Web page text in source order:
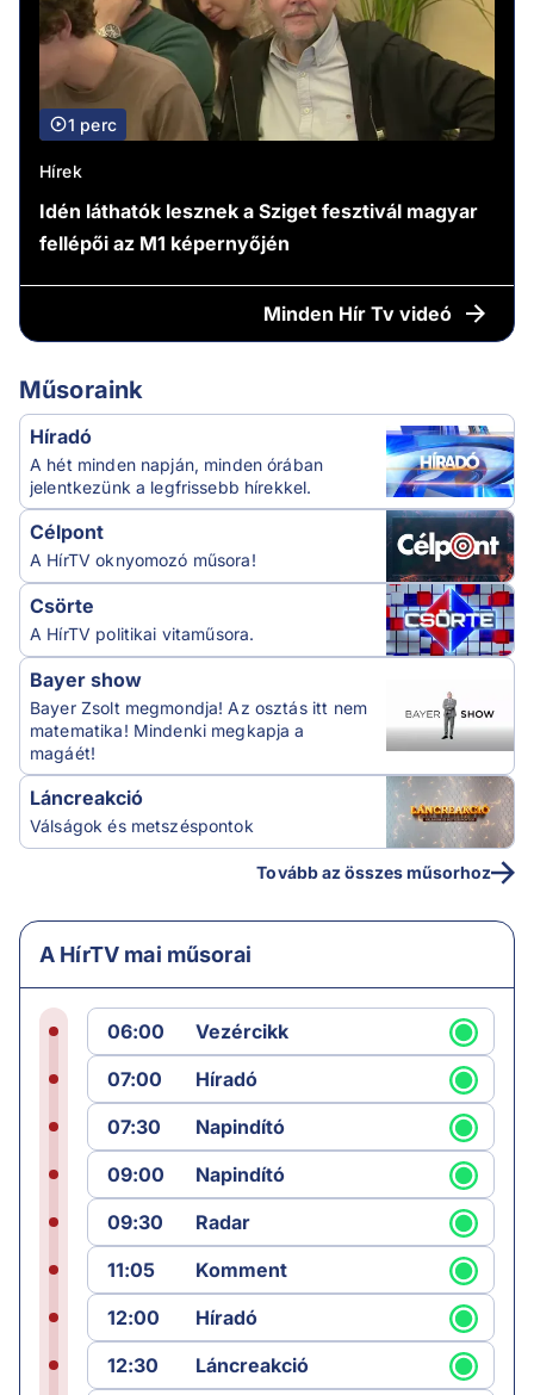
1 perc
Hírek
Idén láthatók lesznek a Sziget fesztivál magyar
fellépői az M1 képernyőjén
Minden Hír Tv videó
Műsoraink
Híradó
A hét minden napján, minden órában
jelentkezünk a legfrissebb hírekkel.
Célpont
A HírTV oknyomozó műsora!
Csörte
A HírTV politikai vitaműsora.
Bayer show
Bayer Zsolt megmondja! Az osztás itt nem
matematika! Mindenki megkapja a
magáét!
Láncreakció
Válságok és metszéspontok
Tovább az összes műsorhoz
A HírTV mai műsorai
06:00
Vezércikk
07:00
Híradó
07:30
Napindító
09:00
Napindító
09:30
Radar
11:05
Komment
12:00
Híradó
12:30
Láncreakció